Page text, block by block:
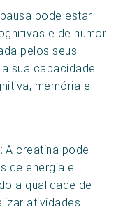
pode estar
e de humor.
pelos seus
sua capacidade
memória e
A creatina pode
de energia e
a qualidade de
atividades